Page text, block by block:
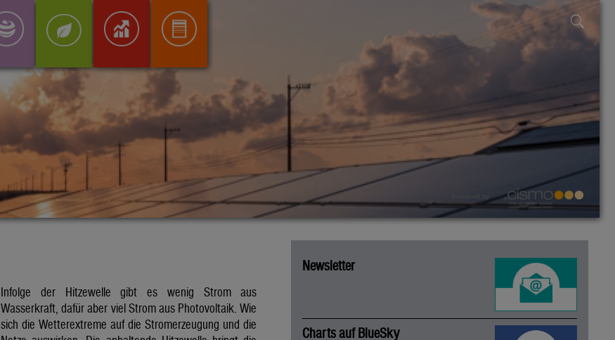
Infolge der Hitzewelle gibt es wenig Strom aus
Wasserkraft, dafür aber viel Strom aus Photovoltaik. Wie
sich die Wetterextreme auf die Stromerzeugung und die
Newsletter
Charts auf BlueSky